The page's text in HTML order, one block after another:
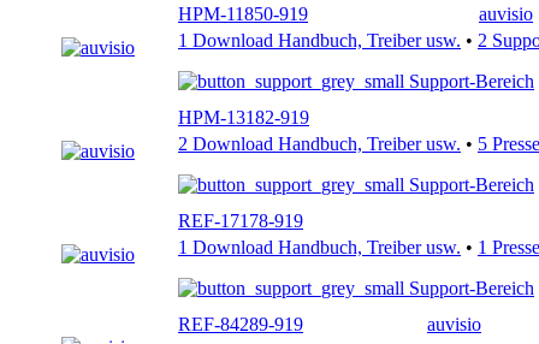
HPM-11850-919
auvisio
1 Download Handbuch, Treiber usw. • 2
Support-Bereich
HPM-13182-919
2 Download Handbuch, Treiber usw. • 5
Support-Bereich
REF-17178-919
1 Download Handbuch, Treiber usw. • 1
Support-Bereich
REF-84289-919
auvisio